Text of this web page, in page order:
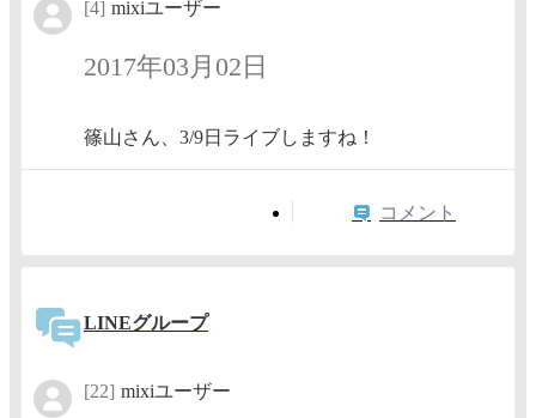
[4] mixiユーザー
2017年03月02日
篠山さん、3/9日ライブしますね！
コメント
LINEグループ
[22] mixiユーザー